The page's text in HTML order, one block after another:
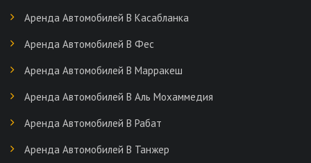
Аренда Автомобилей В Касабланка
Аренда Автомобилей В Фес
Аренда Автомобилей В Марракеш
Аренда Автомобилей В Аль Мохаммедия
Аренда Автомобилей В Рабат
Аренда Автомобилей В Танжер